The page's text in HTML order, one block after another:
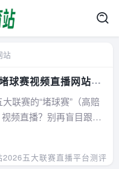
站
球赛视频直播网站，
选择！(实战测评)
联赛的“堵球赛”（高赔
频直播？别再盲目跟风
、赔率同步更新的直播
陷阱，并附上2026年最
2026五大联赛直播平台测评